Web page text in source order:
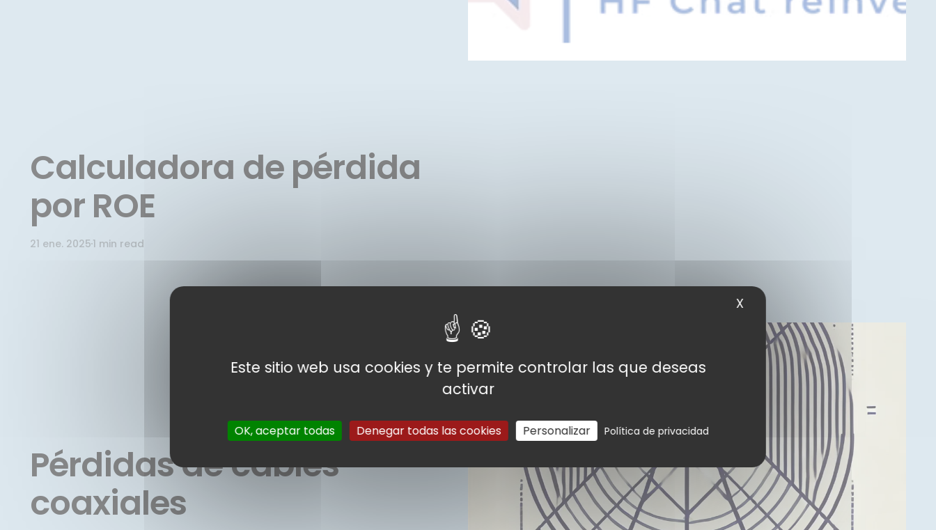
Calculadora de pérdida
por ROE
21 ene. 20251 min read
Pérdidas de cables
coaxiales
Este sitio web usa cookies y te permite controlar las que deseas
activar
OK, aceptar todas Denegar todas las cookies Personalizar Política de privacidad
X Ocultar la banner de cookies